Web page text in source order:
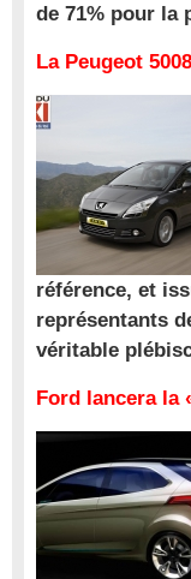
de 71% pour la
La Peugeot
référence, et
représentants
véritable
Ford lancera la